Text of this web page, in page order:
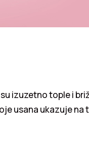
izuzetno tople i
usana ukazuje na